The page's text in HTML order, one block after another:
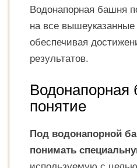
Водонапорная башня
на все
обеспечивая
результатов.
Водонапорная
понятие
Под водонапорной
понимать